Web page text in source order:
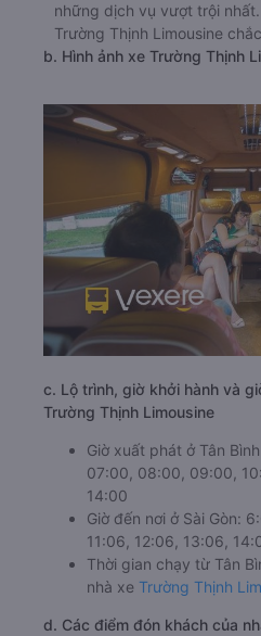
những dịch vụ vượt trội
Trường Thịnh Limousine
b. Hình ảnh xe Trường Thịnh
c. Lộ trình, giờ khởi hành và
Trường Thịnh Limousine
Giờ xuất phát ở Tân
07:00, 08:00, 09:00,
14:00
Giờ đến nơi ở Sài Gòn:
11:06, 12:06, 13:06,
Thời gian chạy từ Tân
nhà xe Trường Thịnh
d. Các điểm đón khách của